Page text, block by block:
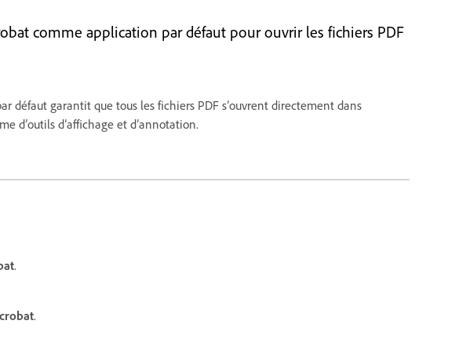
comme application par défaut pour ouvrir les fichiers PDF
défaut garantit que tous les fichiers PDF s’ouvrent directement dans
d’outils d’affichage et d’annotation.
.
.